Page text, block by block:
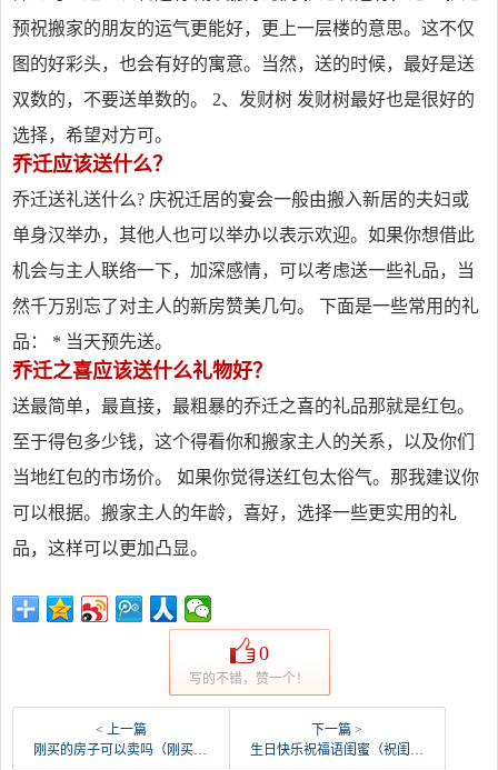
预祝搬家的朋友的运气更能好，更上一层楼的意思。这不仅
图的好彩头，也会有好的寓意。当然，送的时候，最好是送
双数的，不要送单数的。 2、发财树 发财树最好也是很好的
选择，希望对方可。
乔迁应该送什么？
乔迁送礼送什么? 庆祝迁居的宴会一般由搬入新居的夫妇或
单身汉举办，其他人也可以举办以表示欢迎。如果你想借此
机会与主人联络一下，加深感情，可以考虑送一些礼品，当
然千万别忘了对主人的新房赞美几句。 下面是一些常用的礼
品： * 当天预先送。
乔迁之喜应该送什么礼物好？
送最简单，最直接，最粗暴的乔迁之喜的礼品那就是红包。
至于得包多少钱，这个得看你和搬家主人的关系，以及你们
当地红包的市场价。 如果你觉得送红包太俗气。那我建议你
可以根据。搬家主人的年龄，喜好，选择一些更实用的礼
品，这样可以更加凸显。
0
写的不错，赞一个！
< 上一篇
刚买的房子可以卖吗（刚买的房子不想要了怎么办）
下一篇 >
生日快乐祝福语闺蜜（祝闺蜜生日最暖心的话）